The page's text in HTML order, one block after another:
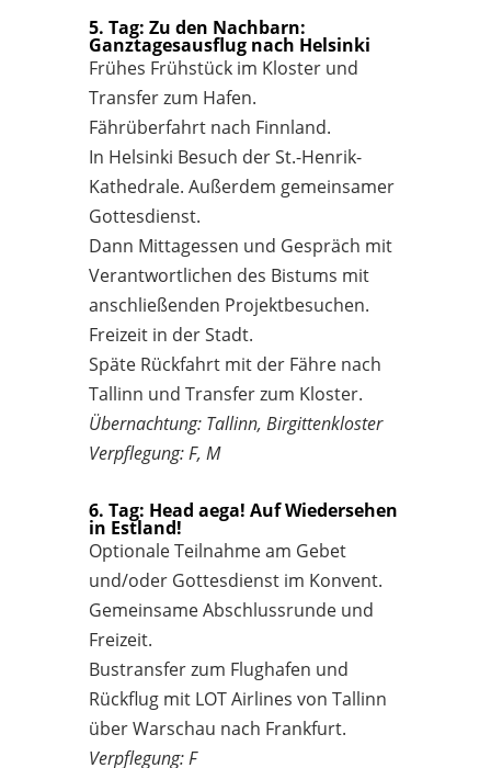
5. Tag: Zu den Nachbarn:
Ganztagesausflug nach Helsinki
Frühes Frühstück im Kloster und
Transfer zum Hafen.
Fährüberfahrt nach Finnland.
In Helsinki Besuch der St.-Henrik-
Kathedrale. Außerdem gemeinsamer
Gottesdienst.
Dann Mittagessen und Gespräch mit
Verantwortlichen des Bistums mit
anschließenden Projektbesuchen.
Freizeit in der Stadt.
Späte Rückfahrt mit der Fähre nach
Tallinn und Transfer zum Kloster.
Übernachtung: Tallinn, Birgittenkloster
Verpflegung: F, M
6. Tag: Head aega! Auf Wiedersehen
in Estland!
Optionale Teilnahme am Gebet
und/oder Gottesdienst im Konvent.
Gemeinsame Abschlussrunde und
Freizeit.
Bustransfer zum Flughafen und
Rückflug mit LOT Airlines von Tallinn
über Warschau nach Frankfurt.
Verpflegung: F